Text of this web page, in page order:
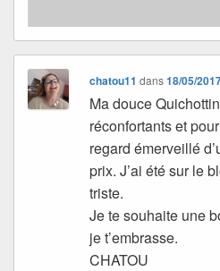
chatou11 dans18/05/
Ma douce
réconfortants et
regard émerveillé
prix. J’ai été sur le
triste.
Je te souhaite une
je t’embrasse.
CHATOU